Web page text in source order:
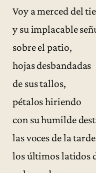
Voy a merced del
y su implacable
sobre el patio,
hojas desbandadas
de sus tallos,
pétalos hiriendo
con su humilde
las voces de la
los últimos latidos